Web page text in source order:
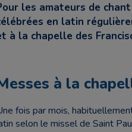
les amateurs de
en latin
à la chapelle des
à la
fois par mois,
selon le missel de Saint